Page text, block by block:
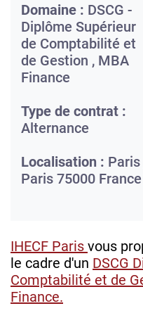
Domaine : DSCG -
Diplôme Supérieur
de Comptabilité et
de Gestion , MBA
Finance
Type de contrat :
Alternance
Localisation : Paris
Paris 75000 France
IHECF Paris vous
le cadre d'un DSCG
Comptabilité et de
Finance.